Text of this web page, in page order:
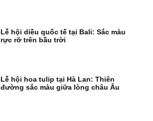
Lễ hội diều quốc tế tại Bali: Sắc màu
rực rỡ trên bầu trời
Lễ hội hoa tulip tại Hà Lan: Thiên
đường sắc màu giữa lòng châu Âu